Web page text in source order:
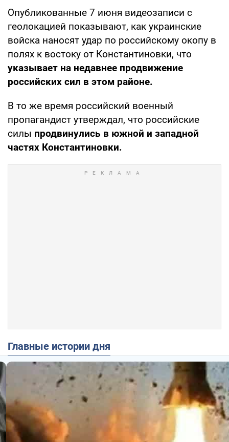
Опубликованные 7 июня видеозаписи с
геолокацией показывают, как украинские
войска наносят удар по российскому окопу в
полях к востоку от Константиновки, что
указывает на недавнее продвижение
российских сил в этом районе.
В то же время российский военный
пропагандист утверждал, что российские
силы продвинулись в южной и западной
частях Константиновки.
Главные истории дня